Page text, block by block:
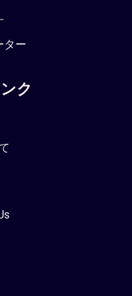
ター
ク